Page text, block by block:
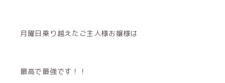
月曜日乗り越えたご主人様お嬢様は
最高で最強です！！